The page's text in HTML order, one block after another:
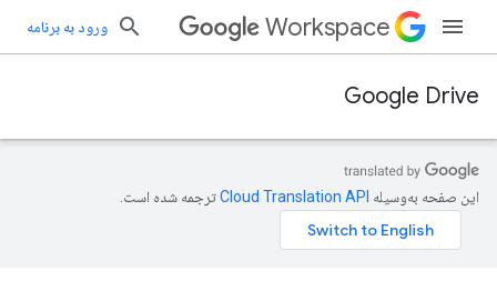
Workspace ورود به برنامه
Google Drive
این صفحه به‌وسیله ترجمه شده است.